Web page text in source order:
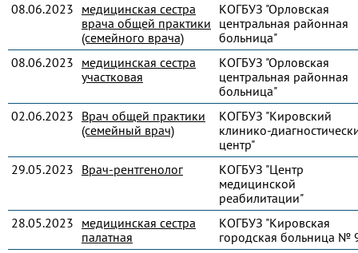
08.06.2023 медицинская сестра
врача общей практики
(семейного врача)
КОГБУЗ "Орловская
центральная районная
больница"
08.06.2023 медицинская сестра
участковая
КОГБУЗ "Орловская
центральная районная
больница"
02.06.2023 Врач общей практики
(семейный врач)
КОГБУЗ "Кировский
клинико-
центр"
29.05.2023 Врач-рентгенолог
КОГБУЗ "Центр
медицинской
реабилитации"
28.05.2023 медицинская сестра
палатная
КОГБУЗ "Кировская
городская больница №